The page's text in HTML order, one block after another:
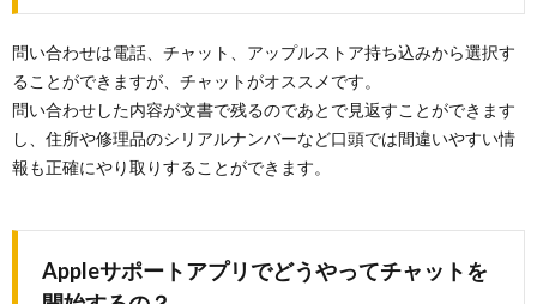
問い合わせは電話、チャット、アップルストア持ち込みから選択す
ることができますが、チャットがオススメです。
問い合わせした内容が文書で残るのであとで見返すことができます
し、住所や修理品のシリアルナンバーなど口頭では間違いやすい情
報も正確にやり取りすることができます。
Appleサポートアプリでどうやってチャットを